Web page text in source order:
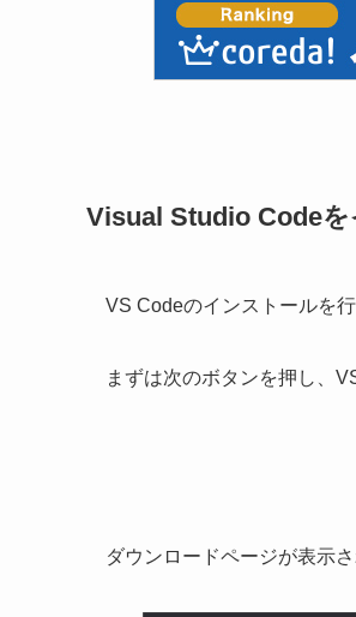
Visual Studio Code
VS Codeのインストールを行
まずは次のボタンを押し、
ダウンロードページが表示